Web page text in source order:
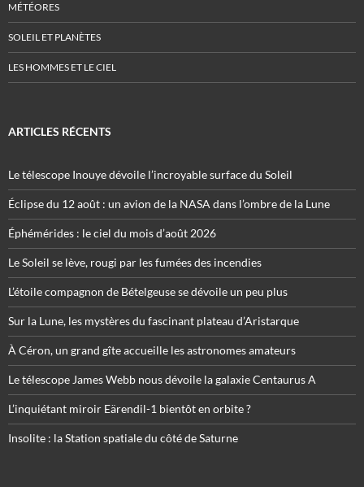
MÉTÉORES
SOLEIL ET PLANÈTES
LES HOMMES ET LE CIEL
ARTICLES RÉCENTS
Le télescope Inouye dévoile l’incroyable surface du Soleil
Éclipse du 12 août : un avion de la NASA dans l’ombre de la Lune
Éphémérides : le ciel du mois d’août 2026
Le Soleil se lève, rougi par les fumées des incendies
L’étoile compagnon de Bételgeuse se dévoile un peu plus
Sur la Lune, les mystères du fascinant plateau d’Aristarque
À Céron, un grand gîte accueille les astronomes amateurs
Le télescope James Webb nous dévoile la galaxie Centaurus A
L’inquiétant miroir Eärendil-1 bientôt en orbite ?
Insolite : la Station spatiale du côté de Saturne